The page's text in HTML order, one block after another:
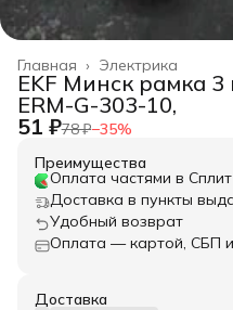
Электрика
Главная ›
EKF Минск рамка 3
ERM-G-303-10,
51 ₽78 ₽−35%
Преимущества
Оплата частями в Сплит
Доставка в пункты
Удобный возврат
Оплата — картой, СБП
Доставка